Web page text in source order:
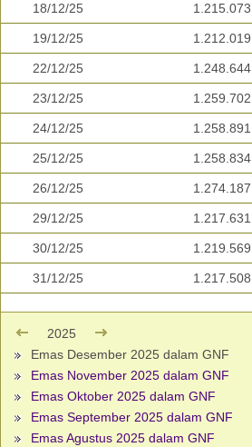
18/12/25 1.215.073
19/12/25 1.212.019
22/12/25 1.248.644
23/12/25 1.259.702
24/12/25 1.258.891
25/12/25 1.258.834
26/12/25 1.274.187
29/12/25 1.217.631
30/12/25 1.219.569
31/12/25 1.217.508
2025
Emas Desember 2025 dalam GNF
Emas November 2025 dalam GNF
Emas Oktober 2025 dalam GNF
Emas September 2025 dalam GNF
Emas Agustus 2025 dalam GNF